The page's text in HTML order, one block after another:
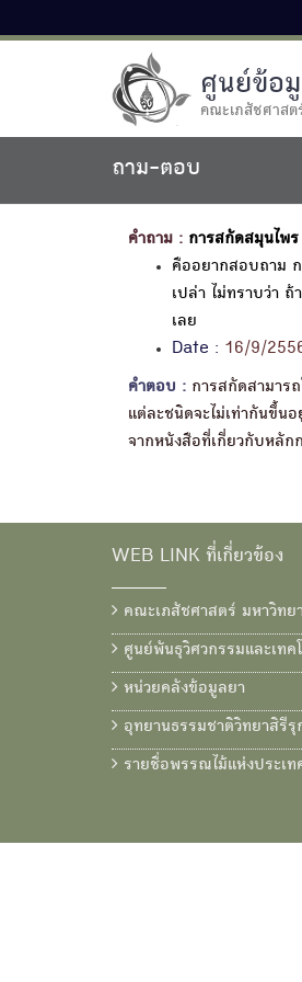
ศูนย์ข้อ
คณะเภสัชศาสต
ถาม-ตอบ
คำถาม : การสกัดสมุนไพร
คืออยากสอบถาม ก
เปล่า ไม่ทราบว่า
เลย
Date : 16/9/
คำตอบ : การสกัดสามาร
แต่ละชนิดจะไม่เท่ากันขึ้น
จากหนังสือที่เกี่ยวกับหลัก
WEB LINK ที่เกี่ยวข้อง
คณะเภสัชศาสตร์ มหาวิทย
ศูนย์พันธุวิศวกรรมและเทค
หน่วยคลังข้อมูลยา
อุทยานธรรมชาติวิทยาสิรีรุ
รายชื่อพรรณไม้แห่งประเ